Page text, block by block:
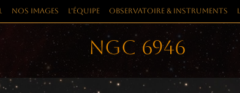
Nos images L’équipe Observatoire & instruments
NGC 6946